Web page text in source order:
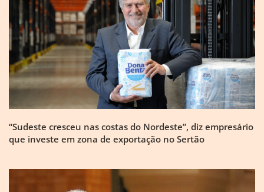
“Sudeste cresceu nas costas do Nordeste”, diz empresário
que investe em zona de exportação no Sertão